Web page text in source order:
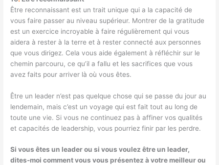
Être reconnaissant est un trait unique qui a la capacité de
vous faire passer au niveau supérieur. Montrer de la gratitude
est un exercice incroyable à faire régulièrement qui vous
aidera à rester à la terre et à rester connecté aux personnes
que vous dirigez. Cela vous aide également à réfléchir sur le
chemin parcouru, ce qu’il a fallu et les sacrifices que vous
avez faits pour arriver là où vous êtes.
Être un leader n’est pas quelque chose qui se passe du jour au
lendemain, mais c’est un voyage qui est fait tout au long de
toute une vie. Si vous ne continuez pas à affiner vos qualités
et capacités de leadership, vous pourriez finir par les perdre.
Si vous êtes un leader ou si vous voulez être un leader,
dites-moi comment vous vous présentez à votre meilleur ou